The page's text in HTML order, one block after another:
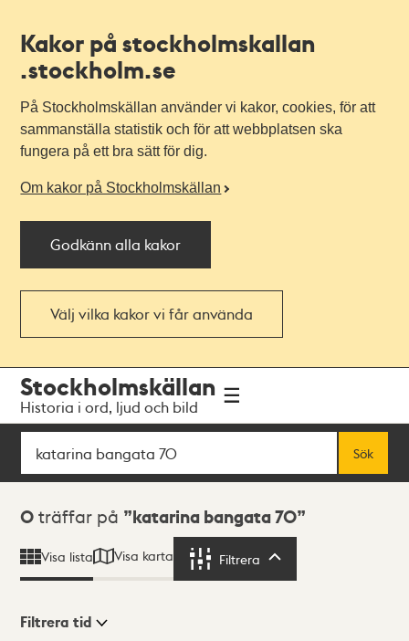
Kakor på stockholmskallan
.stockholm.se
På Stockholmskällan använder vi kakor, cookies, för att
sammanställa statistik och för att webbplatsen ska
fungera på ett bra sätt för dig.
Om kakor på Stockholmskällan
Godkänn alla kakor
Välj vilka kakor vi får använda
navigationen
huvudinnehållet
Stockholmskällan
Historia i ord, ljud och bild
Sök
Sök
Sökresultat
0 träffar på katarina bangata 70
Visa lista Visa karta Filtrera
Filtrera tid